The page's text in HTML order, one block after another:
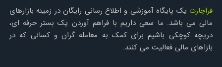
فراچارتیک پایگاه آموزشی و اطلاع رسانی رایگان در زمینه بازارهای
مالی می باشد. ما سعی داریم با فراهم آوردن یک بستر حرفه ای،
دریچه کوچکی باشیم برای کمک به معامله گران و کسانی که در
بازاهای مالی فعالیت می کنند.